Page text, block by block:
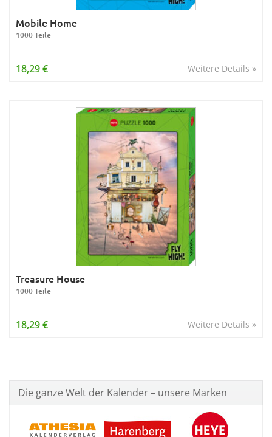
Mobile Home
1000 Teile
Weitere Details »
18,29 €
Treasure House
1000 Teile
Weitere Details »
18,29 €
Die ganze Welt der Kalender – unsere Marken